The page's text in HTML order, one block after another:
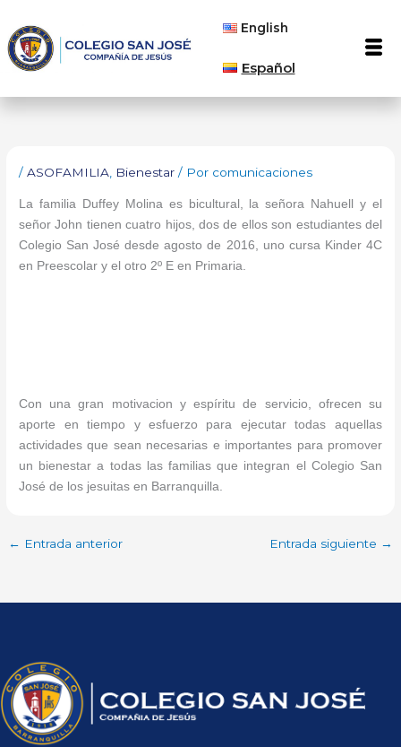
contenido
English
Español
/ASOFAMILIA, Bienestar / Por comunicaciones
La familia Duffey Molina es bicultural, la señora Nahuell y el
señor John tienen cuatro hijos, dos de ellos son estudiantes del
Colegio San José desde agosto de 2016, uno cursa Kinder 4C
en Preescolar y el otro 2º E en Primaria.
Con una gran motivacion y espíritu de servicio, ofrecen su
aporte en tiempo y esfuerzo para ejecutar todas aquellas
actividades que sean necesarias e importantes para promover
un bienestar a todas las familias que integran el Colegio San
José de los jesuitas en Barranquilla.
← Entrada anterior Entrada siguiente →